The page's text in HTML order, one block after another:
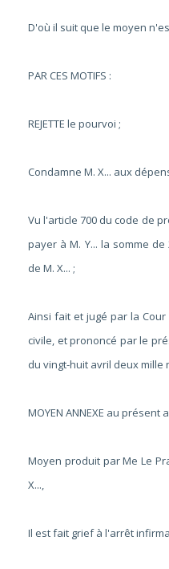
D'où il suit que le moyen
PAR CES MOTIFS :
REJETTE le pourvoi ;
Condamne M. X... aux
Vu l'article 700 du code de
payer à M. Y... la somme
de M. X... ;
Ainsi fait et jugé par la
civile, et prononcé par le
du vingt-huit avril deux mille
MOYEN ANNEXE au présent
Moyen produit par Me Le
X...,
Il est fait grief à l'arrêt